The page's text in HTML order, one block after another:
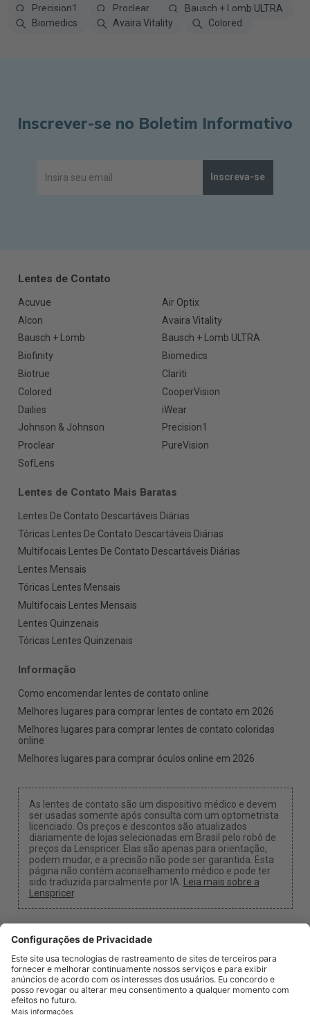
Precision1
Proclear
Bausch + Lomb ULTRA
Biomedics
Avaira Vitality Colored
Inscrever-se no Boletim Informativo
Inscreva-se
Lentes de Contato
Acuvue
Air Optix
Alcon
Avaira Vitality
Bausch + Lomb
Bausch + Lomb ULTRA
Biofinity
Biomedics
Biotrue
Clariti
Colored
CooperVision
Dailies
iWear
Johnson & Johnson
Precision1
Proclear
PureVision
SofLens
Lentes de Contato Mais Baratas
Lentes De Contato Descartáveis Diárias
Tóricas Lentes De Contato Descartáveis Diárias
Multifocais Lentes De Contato Descartáveis Diárias
Lentes Mensais
Tóricas Lentes Mensais
Multifocais Lentes Mensais
Lentes Quinzenais
Tóricas Lentes Quinzenais
Informação
Como encomendar lentes de contato online
Melhores lugares para comprar lentes de contato em 2026
Melhores lugares para comprar lentes de contato coloridas
online
Melhores lugares para comprar óculos online em 2026
As lentes de contato são um dispositivo médico e devem
ser usadas somente após consulta com um optometrista
licenciado. Os preços e descontos são atualizados
diariamente de lojas selecionadas em Brasil pelo robô de
preços da Lenspricer. Elas são apenas para orientação,
podem mudar, e a precisão não pode ser garantida. Esta
página não contém aconselhamento médico e pode ter
sido traduzida parcialmente por IA. Leia mais sobre a
Lenspricer.
Configurações de Cookies
Podemos receber uma comissão se você usar um dos